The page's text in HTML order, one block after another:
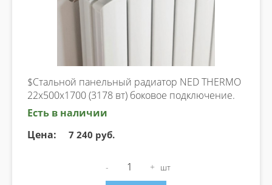
$Стальной панельный радиатор NED THERMO
22х500х1700 (3178 вт) боковое подключение.
Есть в наличии
Цена:
7 240 руб.
- + шт